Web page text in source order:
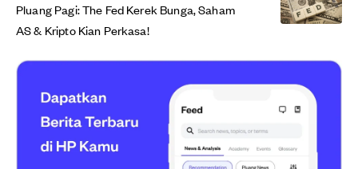
Pluang Pagi: The Fed Kerek Bunga, Saham
AS & Kripto Kian Perkasa!